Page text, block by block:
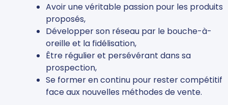
Avoir une véritable passion pour les produits
proposés,
Développer son réseau par le bouche-à-
oreille et la fidélisation,
Être régulier et persévérant dans sa
prospection,
Se former en continu pour rester compétitif
face aux nouvelles méthodes de vente.